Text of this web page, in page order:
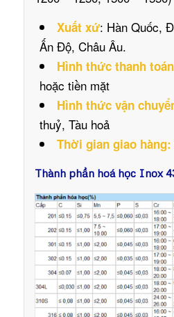
Xuất xứ: Hàn Quốc,
Ấn Độ, Châu Âu.
Hình thức thanh
hoặc tiền mặt
Hình thức vận
thuỷ, Tàu hoả
Thời gian giao hàng:
Thành phần hoá học Inox